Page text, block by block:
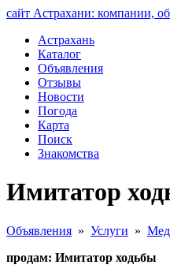
сайт Астрахани: компании,
Астрахань
Каталог
Объявления
Отзывы
Новости
Погода
Карта
Поиск
Знакомства
Имитатор
Объявления » Услуги »
продам: Имитатор ходьбы